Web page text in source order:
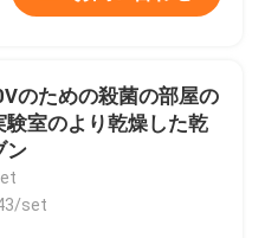
のための殺菌の部屋の
験室のより乾燥した乾
ン
set